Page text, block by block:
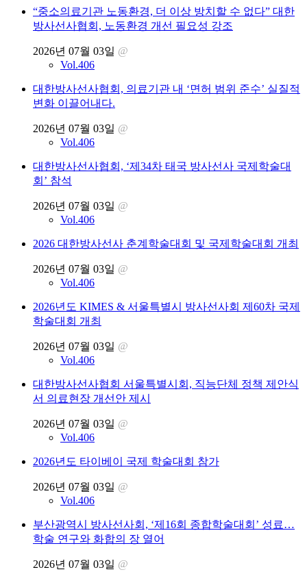
“중소의료기관 노동환경, 더 이상 방치할 수 없다” 대한
방사선사협회, 노동환경 개선 필요성 강조
2026년 07월 03일 @
Vol.406
대한방사선사협회, 의료기관 내 ‘면허 범위 준수’ 실질적
변화 이끌어내다.
2026년 07월 03일 @
Vol.406
대한방사선사협회, ‘제34차 태국 방사선사 국제학술대
회’ 참석
2026년 07월 03일 @
Vol.406
2026 대한방사선사 춘계학술대회 및 국제학술대회 개최
2026년 07월 03일 @
Vol.406
2026년도 KIMES & 서울특별시 방사선사회 제60차 국제
학술대회 개최
2026년 07월 03일 @
Vol.406
대한방사선사협회 서울특별시회, 직능단체 정책 제안식
서 의료현장 개선안 제시
2026년 07월 03일 @
Vol.406
2026년도 타이베이 국제 학술대회 참가
2026년 07월 03일 @
Vol.406
부산광역시 방사선사회, ‘제16회 종합학술대회’ 성료…
학술 연구와 화합의 장 열어
2026년 07월 03일 @